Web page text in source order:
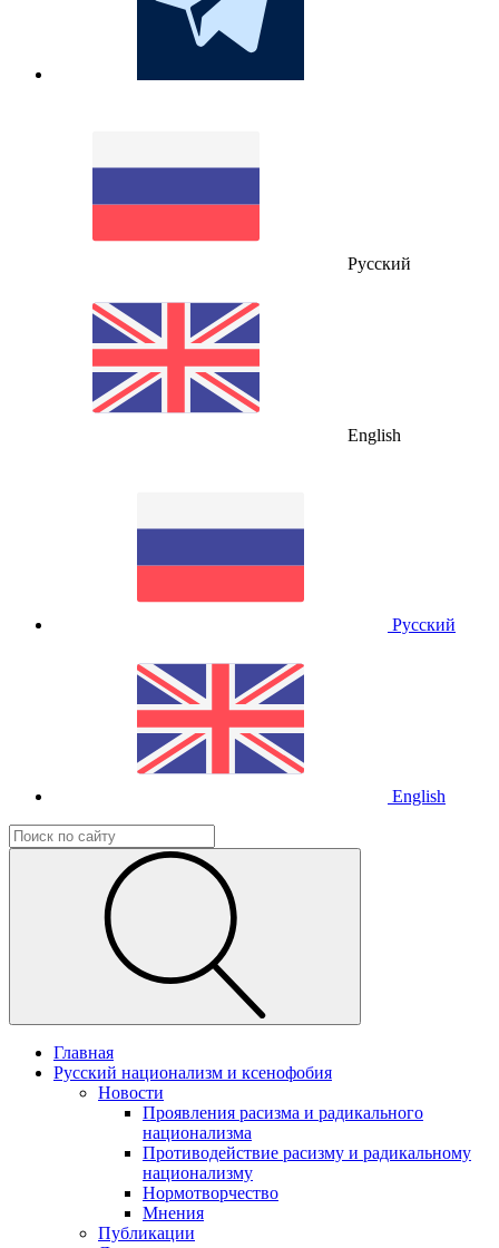
Русский
English
Русский
English
Главная
Русский национализм и ксенофобия
Новости
Проявления расизма и радикального
национализма
Противодействие расизму и радикальному
национализму
Нормотворчество
Мнения
Публикации